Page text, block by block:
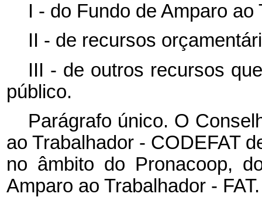
I - do Fundo de Amparo ao
II - de recursos
III - de outros recursos
público.
Parágrafo único. O
ao Trabalhador - CODEFAT
no âmbito do Pronacoop,
Amparo ao Trabalhador - FAT.